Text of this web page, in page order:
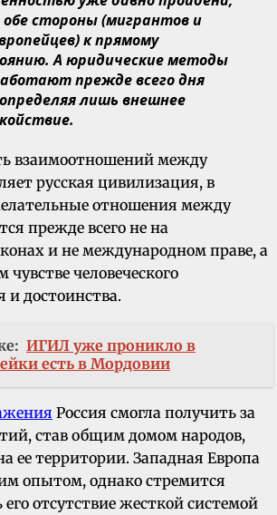
обе стороны (мигрантов и
к прямому
А юридические методы
прежде всего дня
лишь внешнее
взаимоотношений между
русская цивилизация, в
отношения между
прежде всего не на
и не международном праве, а
человеческого
и достоинства.
ИГИЛ уже проникло в
есть в Мордовии
Россия смогла получить за
став общим домом народов,
территории. Западная Европа
опытом, однако стремится
отсутствие жесткой системой